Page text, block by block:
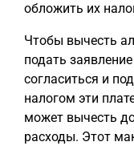
обложить их
Чтобы вычесть
подать
согласиться и
налогом эти
может вычесть
расходы. Этот